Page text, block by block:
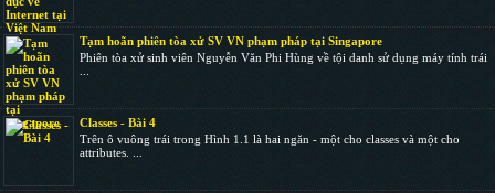
Tạm hoãn phiên tòa xử SV VN phạm pháp tại Singapore
Phiên tòa xử sinh viên Nguyễn Văn Phi Hùng về tội danh sử dụng máy tính trái
Classes - Bài 4
Trên ô vuông trái trong Hình 1.1 là hai ngăn - một cho classes và một cho
attributes. ...